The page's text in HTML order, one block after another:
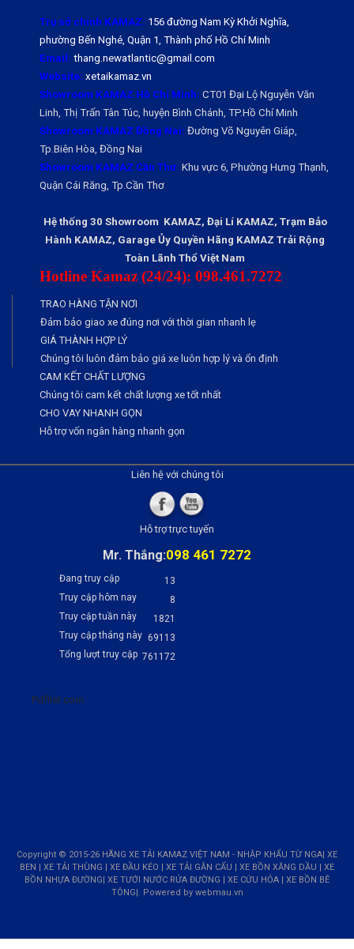
Trụ sở chính KAMAZ: 156 đường Nam Kỳ Khởi Nghĩa,
phường Bến Nghé, Quận 1, Thành phố Hồ Chí Minh
Email: thang.newatlantic@gmail.com
Website: xetaikamaz.vn
Showroom KAMAZ Hồ Chí Minh: CT01 Đại Lộ Nguyễn Văn
Linh, Thị Trấn Tân Túc, huyện Bình Chánh, TP.Hồ Chí Minh
Showroom KAMAZ Đồng Nai: Đường Võ Nguyên Giáp,
Tp.Biên Hòa, Đồng Nai
Showroom KAMAZ Cần Thơ: Khu vực 6, Phường Hưng Thạnh,
Quận Cái Răng, Tp.Cần Thơ
Hệ thống 30 Showroom KAMAZ, Đại Lí KAMAZ, Trạm Bảo
Hành KAMAZ, Garage Ủy Quyền Hãng KAMAZ Trải Rộng
Toàn Lãnh Thổ Việt Nam
Hotline Kamaz (24/24): 098.461.7272
TRAO HÀNG TẬN NƠI
Đảm bảo giao xe đúng nơi với thời gian nhanh lẹ
GIÁ THÀNH HỢP LÝ
Chúng tôi luôn đảm bảo giá xe luôn hợp lý và ổn định
CAM KẾT CHẤT LƯỢNG
Chúng tôi cam kết chất lượng xe tốt nhất
CHO VAY NHANH GỌN
Hỗ trợ vốn ngân hàng nhanh gọn
Liên hệ với chúng tôi
Hỗ trợ trực tuyến
Mr. Thắng:098 461 7272
Đang truy cập
13
Truy cập hôm nay
8
Truy cập tuần này
1821
Truy cập tháng này 69113
Tổng lượt truy cập 761172
Pdflist.com
Copyright © 2015-26 HÃNG XE TẢI KAMAZ VIỆT NAM - NHẬP KHẨU TỪ NGA| XE
BEN | XE TẢI THÙNG | XE ĐẦU KÉO | XE TẢI GẮN CẨU | XE BỒN XĂNG DẦU | XE
BỒN NHỰA ĐƯỜNG| XE TƯỚI NƯỚC RỬA ĐƯỜNG | XE CỨU HỎA | XE BỒN BÊ
TÔNG|. Powered by webmau.vn